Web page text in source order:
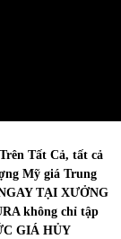
Tất Cả, tất cả
Mỹ giá Trung
TẠI XƯỞNG
không chỉ tập
GIÁ HỦY